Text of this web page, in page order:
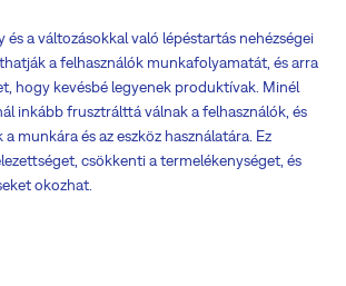
és a változásokkal való lépéstartás nehézségei
a felhasználók munkafolyamatát, és arra
hogy kevésbé legyenek produktívak. Minél
inkább frusztrálttá válnak a felhasználók, és
munkára és az eszköz használatára. Ez
csökkenti a termelékenységet, és
okozhat.